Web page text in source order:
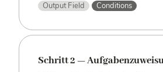
Output Field
Conditions
Schritt 2 —